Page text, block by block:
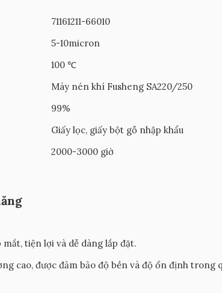
71161211-66010
5-10micron
100 ℃
Máy nén khí Fusheng SA220/250
99%
Giấy lọc, giấy bột gỗ nhập khẩu
2000-3000 giờ
tiện lợi và dễ dàng lắp đặt.
cao, được đảm bảo độ bền và độ ổn định trong